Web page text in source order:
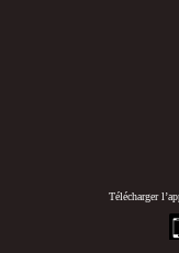
Télécharger